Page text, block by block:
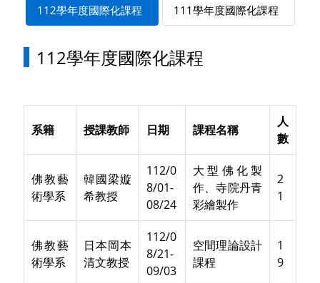
112學年度國際化課程 111學年度國際化課程
112學年度國際化課程
系籍 授課教師 日期 課程名稱
人
數
佛教藝
術學系
韓國梁嫙
希教授
112/0
8/01-
08/24
大型佛化製
作、寺院丹青
彩繪製作
2
1
佛教藝
術學系
日本岡本
清文教授
112/0
8/21-
09/03
空間理論設計
課程
1
9